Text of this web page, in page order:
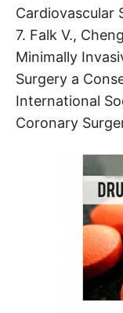
Cardiovascular
7. Falk V.,
Minimally
Surgery a
International
Coronary